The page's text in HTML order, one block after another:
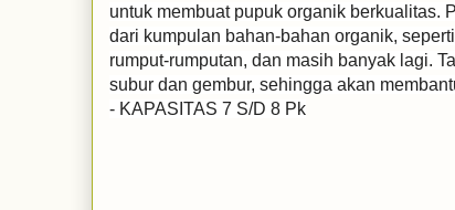
untuk membuat pupuk organik berkualitas.
dari kumpulan bahan-bahan organik,
rumput-rumputan, dan masih banyak lagi.
subur dan gembur, sehingga akan
- KAPASITAS 7 S/D 8 Pk